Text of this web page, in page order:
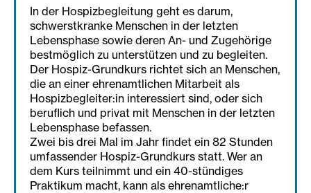
In der Hospizbegleitung geht es darum,
schwerstkranke Menschen in der letzten
Lebensphase sowie deren An- und Zugehörige
bestmöglich zu unterstützen und zu begleiten.
Der Hospiz-Grundkurs richtet sich an Menschen,
die an einer ehrenamtlichen Mitarbeit als
Hospizbegleiter:in interessiert sind, oder sich
beruflich und privat mit Menschen in der letzten
Lebensphase befassen.
Zwei bis drei Mal im Jahr findet ein 82 Stunden
umfassender Hospiz-Grundkurs statt. Wer an
dem Kurs teilnimmt und ein 40-stündiges
Praktikum macht, kann als ehrenamtliche:r